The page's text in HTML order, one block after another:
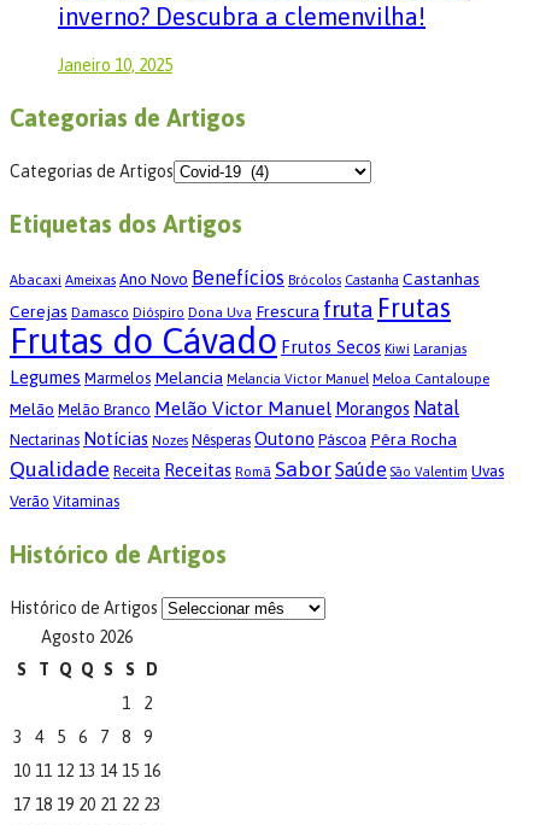
inverno? Descubra a clemenvilha!
Janeiro 10, 2025
Categorias de Artigos
Categorias de Artigos
Etiquetas dos Artigos
Abacaxi Ameixas Ano Novo Benefícios Brócolos Castanha Castanhas
Cerejas Damasco Dióspiro Dona Uva Frescura fruta Frutas
Frutas do Cávado Frutos Secos Kiwi Laranjas
Legumes Marmelos Melancia Melancia Victor Manuel Meloa Cantaloupe
Melão Melão Branco Melão Victor Manuel Morangos Natal
Nectarinas Notícias Nozes Nêsperas Outono Páscoa Pêra Rocha
Qualidade Receita Receitas Romã SaborSaúde São Valentim Uvas
Verão Vitaminas
Histórico de Artigos
Histórico de Artigos
Agosto 2026
S
T Q Q S S D
1
2
3
4 5 6 7 8
9
10 11 12 13 14 15 16
17 18 19 20 21 22 23